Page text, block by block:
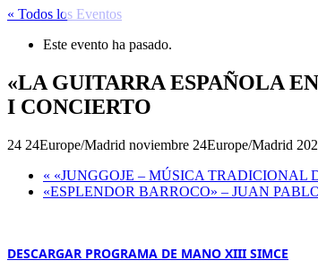
« Todos los Eventos
Este evento ha pasado.
«LA GUITARRA ESPAÑOLA
I CONCIERTO
24 24Europe/Madrid noviembre 24Europe/Madrid
« «JUNGGOJE – MÚSICA TRADICIONAL
«ESPLENDOR BARROCO» – JUAN
DESCARGAR PROGRAMA DE MANO XIII SIMCE